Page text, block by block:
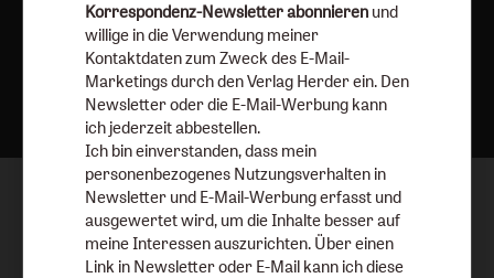
Nach oben
Korrespondenz-Newsletter abonnieren und
willige in die Verwendung meiner
Kontaktdaten zum Zweck des E-Mail-
Marketings durch den Verlag Herder ein. Den
Newsletter oder die E-Mail-Werbung kann
ich jederzeit abbestellen.
Ich bin einverstanden, dass mein
personenbezogenes Nutzungsverhalten in
Newsletter und E-Mail-Werbung erfasst und
ausgewertet wird, um die Inhalte besser auf
meine Interessen auszurichten. Über einen
Link in Newsletter oder E-Mail kann ich diese